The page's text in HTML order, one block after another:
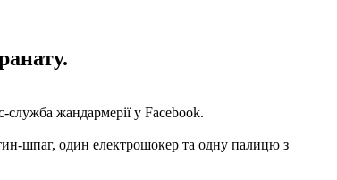
служба жандармерії у Facebook.
шпаг, один електрошокер та одну палицю з